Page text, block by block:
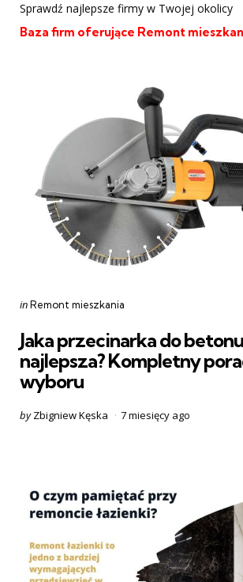
Sprawdź najlepsze firmy w Twojej okolicy
Baza firm oferujące Remont
Categories
Posted
inRemont mieszkania
Jaka przecinarka do
najlepsza? Kompletny
wyboru
Posted
by Zbigniew Kęska 7 miesięcy ago